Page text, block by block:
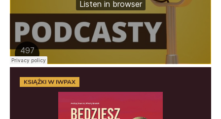
KSIĄŻKI W IWPAX